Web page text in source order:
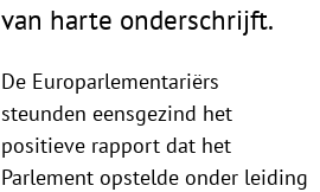
van harte onderschrijft.
De Europarlementariërs
steunden eensgezind het
positieve rapport dat het
Parlement opstelde onder leiding